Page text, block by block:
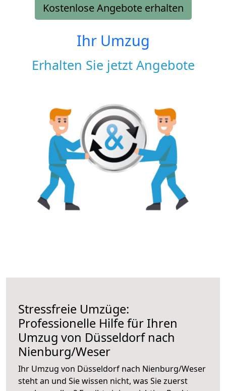
Kostenlose Angebote erhalten
Ihr Umzug
Erhalten Sie jetzt Angebote
Stressfreie Umzüge:
Professionelle Hilfe für Ihren
Umzug von Düsseldorf nach
Nienburg/Weser
Ihr Umzug von Düsseldorf nach Nienburg/Weser
steht an und Sie wissen nicht, was Sie zuerst